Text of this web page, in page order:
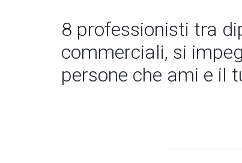
8 professionisti tra
commerciali, si
persone che ami e il